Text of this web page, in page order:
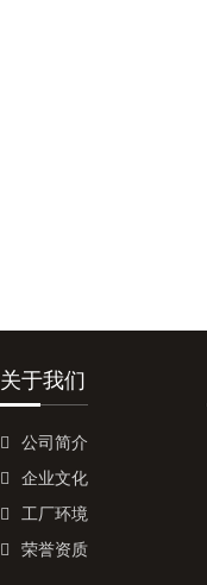
关于我们
公司简介
企业文化
工厂环境
荣誉资质